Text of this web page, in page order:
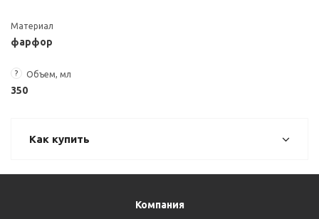
Материал
фарфор
? Объем, мл
350
Как купить
Компания